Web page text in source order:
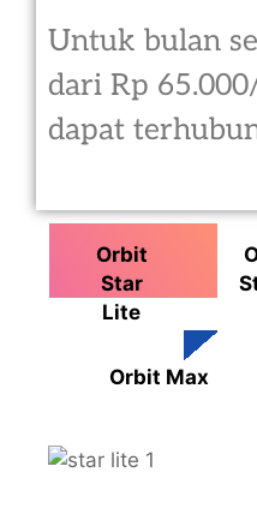
Untuk bulan
dari Rp
dapat
Orbit
Star
Lite
Orbit Max